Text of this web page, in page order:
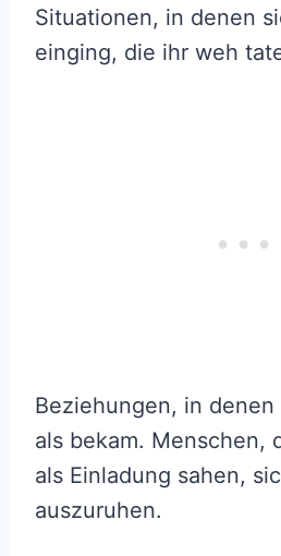
Situationen, in denen
einging, die ihr weh
Beziehungen, in denen
als bekam. Menschen,
als Einladung sahen,
auszuruhen.